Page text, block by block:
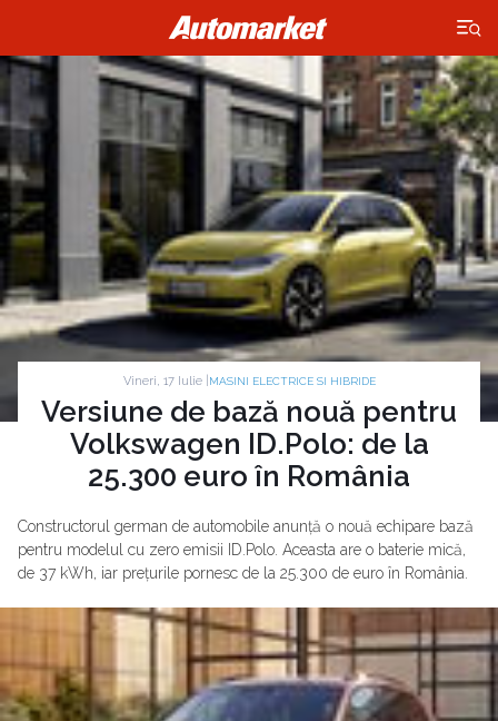
×
Vineri, 17 Iulie | MASINI ELECTRICE SI HIBRIDE
Versiune de bază nouă pentru
Volkswagen ID.Polo: de la
25.300 euro în România
Constructorul german de automobile anunță o nouă echipare bază
pentru modelul cu zero emisii ID.Polo. Aceasta are o baterie mică,
de 37 kWh, iar prețurile pornesc de la 25.300 de euro în România.